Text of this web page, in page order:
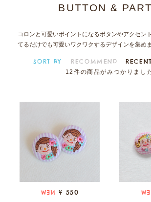
BUTTON &
コロンと可愛いポイントになるボタンやアクセン
てるだけでも可愛いワクワクするデザインを集めま
SORT BY RECOMMEND RECENT
12件の商品がみつかりまし
NEW ¥ 550